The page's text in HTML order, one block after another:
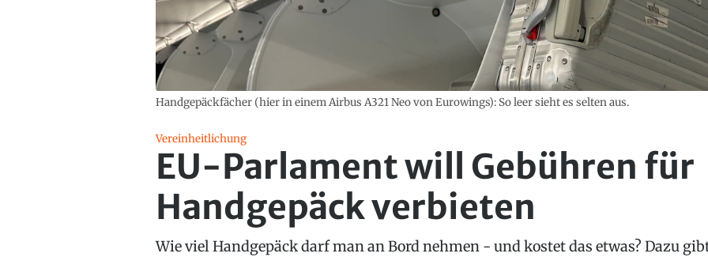
Handgepäckfächer (hier in einem Airbus A321 Neo von Eurowings): So leer sieht es selten aus.
Vereinheitlichung
EU-Parlament will Gebühren für
Handgepäck verbieten
Wie viel Handgepäck darf man an Bord nehmen - und kostet das etwas? Dazu